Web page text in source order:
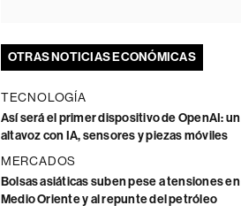
OTRAS NOTICIAS ECONÓMICAS
TECNOLOGÍA
Así será el primer dispositivo de OpenAI: un
altavoz con IA, sensores y piezas móviles
MERCADOS
Bolsas asiáticas suben pese a tensiones en
Medio Oriente y al repunte del petróleo